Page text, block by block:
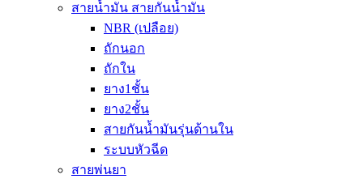
สายน้ำมัน สายกันน้ำมัน
NBR (เปลือย)
ถักนอก
ถักใน
ยาง1ชั้น
ยาง2ชั้น
สายกันน้ำมันรุ่นด้านใน
ระบบหัวฉีด
สายพ่นยา